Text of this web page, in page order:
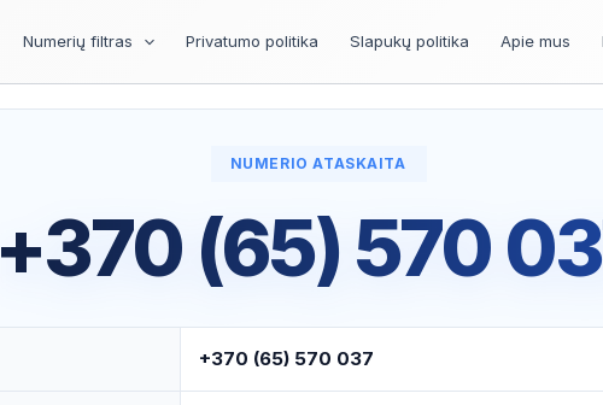
Numerių filtras Privatumo politika Slapukų politika Apie mus
NUMERIO ATASKAITA
+370 (65) 570
+370 (65) 570 037